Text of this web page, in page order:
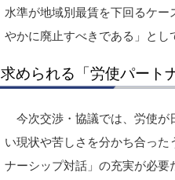
水準が地域別最賃を下回るケ
やかに廃止すべきである」とし
求められる「労使パート
今次交渉・協議では、労使が
い現状や苦しさを分かち合っ
ナーシップ対話」の充実が必